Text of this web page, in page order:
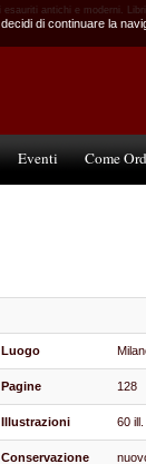
esauriti antichi e moderni.
Eventi Come
Luogo
Pagine 128
Illustrazioni 60
Conservazione
di continuare la